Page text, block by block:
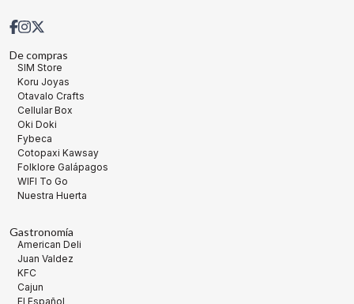
De compras
SIM Store
Koru Joyas
Otavalo Crafts
Cellular Box
Oki Doki
Fybeca
Cotopaxi Kawsay
Folklore Galápagos
WIFI To Go
Nuestra Huerta
Gastronomía
American Deli
Juan Valdez
KFC
Cajun
El Español